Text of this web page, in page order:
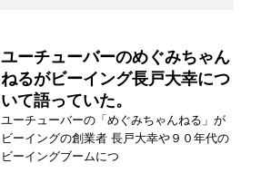
ユーチューバーのめぐみちゃん
ねるがビーイング長戸大幸につ
いて語っていた。
ユーチューバーの「めぐみちゃんねる」が
ビーイングの創業者 長戸大幸や９０年代の
ビーイングブームにつ